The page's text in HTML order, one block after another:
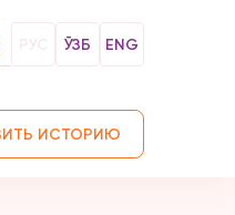
РУС ЎЗБ ENG
ИСТОРИЮ